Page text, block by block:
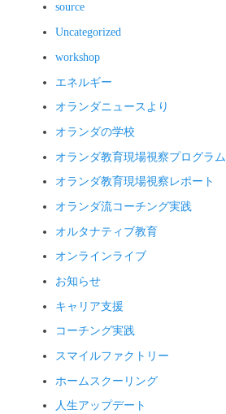
source
Uncategorized
workshop
エネルギー
オランダニュースより
オランダの学校
オランダ教育現場視察プログラム
オランダ教育現場視察レポート
オランダ流コーチング実践
オルタナティブ教育
オンラインライブ
お知らせ
キャリア支援
コーチング実践
スマイルファクトリー
ホームスクーリング
人生アップデート